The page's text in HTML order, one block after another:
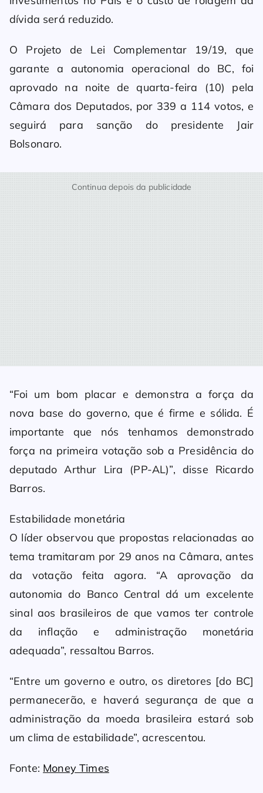
dívida será reduzido.
O Projeto de Lei Complementar 19/19, que
garante a autonomia operacional do BC, foi
aprovado na noite de quarta-feira (10) pela
Câmara dos Deputados, por 339 a 114 votos, e
seguirá para sanção do presidente Jair
Bolsonaro.
Continua depois da publicidade
“Foi um bom placar e demonstra a força da
nova base do governo, que é firme e sólida. É
importante que nós tenhamos demonstrado
força na primeira votação sob a Presidência do
deputado Arthur Lira (PP-AL)”, disse Ricardo
Barros.
Estabilidade monetária
O líder observou que propostas relacionadas ao
tema tramitaram por 29 anos na Câmara, antes
da votação feita agora. “A aprovação da
autonomia do Banco Central dá um excelente
sinal aos brasileiros de que vamos ter controle
da inflação e administração monetária
adequada”, ressaltou Barros.
“Entre um governo e outro, os diretores [do BC]
permanecerão, e haverá segurança de que a
administração da moeda brasileira estará sob
um clima de estabilidade”, acrescentou.
Fonte: Money Times